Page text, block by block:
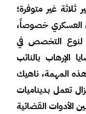
ثلاثة غير متوفرة؛
العسكري خصوصاً،
لنوع التخصص في
الإرهاب بالنائب
هذه المهمة، ناهيك
تعمل بديناميات
الأدوات القضائية